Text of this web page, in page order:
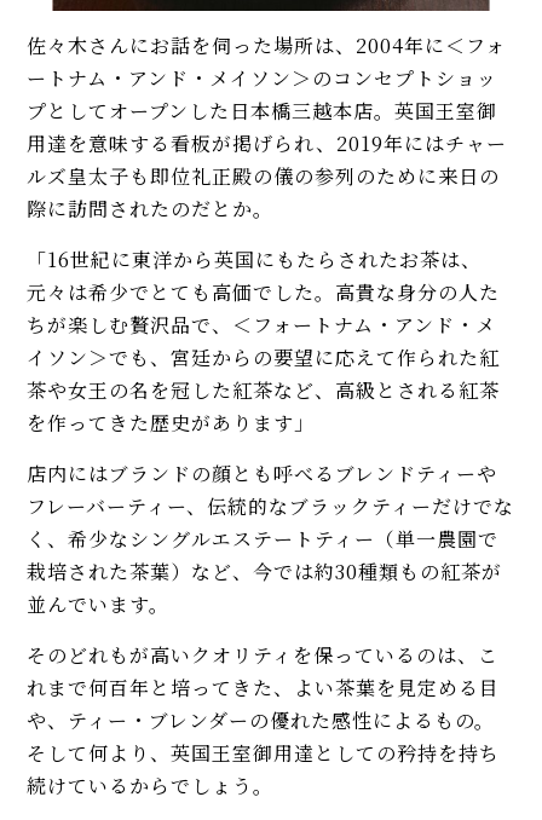
佐々木さんにお話を伺った場所は、2004年に＜フォ
ートナム・アンド・メイソン＞のコンセプトショッ
プとしてオープンした日本橋三越本店。英国王室御
用達を意味する看板が掲げられ、2019年にはチャー
ルズ皇太子も即位礼正殿の儀の参列のために来日の
際に訪問されたのだとか。
「16世紀に東洋から英国にもたらされたお茶は、
元々は希少でとても高価でした。高貴な身分の人た
ちが楽しむ贅沢品で、＜フォートナム・アンド・メ
イソン＞でも、宮廷からの要望に応えて作られた紅
茶や女王の名を冠した紅茶など、高級とされる紅茶
を作ってきた歴史があります」
店内にはブランドの顔とも呼べるブレンドティーや
フレーバーティー、伝統的なブラックティーだけでな
く、希少なシングルエステートティー（単一農園で
栽培された茶葉）など、今では約30種類もの紅茶が
並んでいます。
そのどれもが高いクオリティを保っているのは、こ
れまで何百年と培ってきた、よい茶葉を見定める目
や、ティー・ブレンダーの優れた感性によるもの。
そして何より、英国王室御用達としての矜持を持ち
続けているからでしょう。